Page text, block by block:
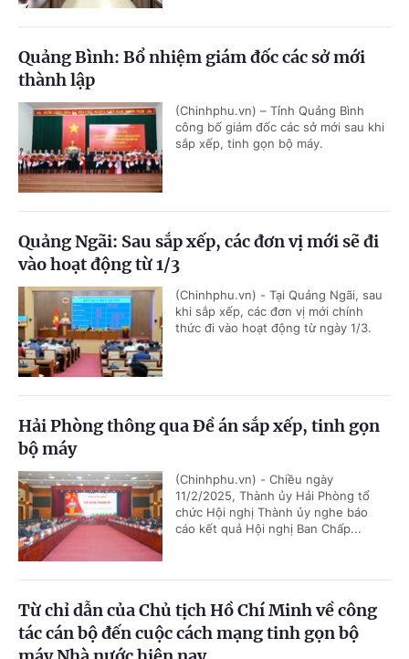
Quảng Bình: Bổ nhiệm giám đốc các sở mới
thành lập
(Chinhphu.vn) – Tỉnh Quảng Bình
công bố giám đốc các sở mới sau khi
sắp xếp, tinh gọn bộ máy.
Quảng Ngãi: Sau sắp xếp, các đơn vị mới sẽ đi
vào hoạt động từ 1/3
(Chinhphu.vn) - Tại Quảng Ngãi, sau
khi sắp xếp, các đơn vị mới chính
thức đi vào hoạt động từ ngày 1/3.
Hải Phòng thông qua Đề án sắp xếp, tinh gọn
bộ máy
(Chinhphu.vn) - Chiều ngày
11/2/2025, Thành ủy Hải Phòng tổ
chức Hội nghị Thành ủy nghe báo
cáo kết quả Hội nghị Ban Chấp...
Từ chỉ dẫn của Chủ tịch Hồ Chí Minh về công
tác cán bộ đến cuộc cách mạng tinh gọn bộ